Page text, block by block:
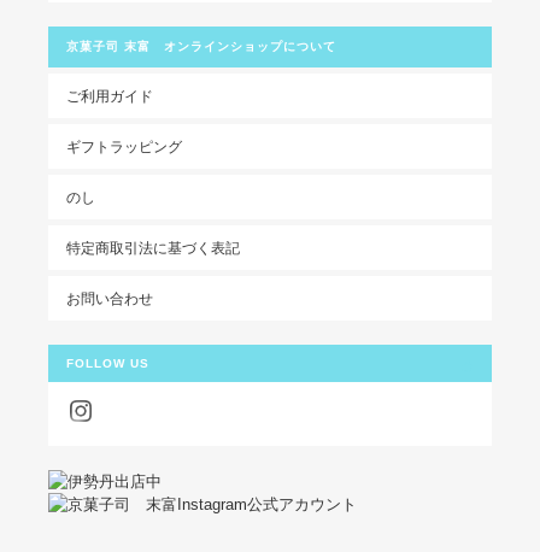
京菓子司 末富 オンラインショップについて
ご利用ガイド
ギフトラッピング
のし
特定商取引法に基づく表記
お問い合わせ
FOLLOW US